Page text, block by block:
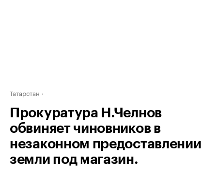
Татарстан
Прокуратура Н.Челнов
обвиняет чиновников в
незаконном предоставлении
земли под магазин.